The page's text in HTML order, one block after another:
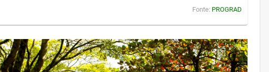
Fonte: PROGRAD